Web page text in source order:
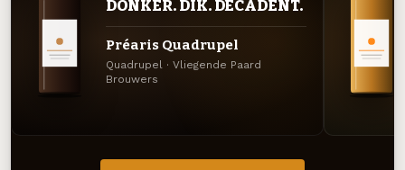
DONKER. DIK. DECADENT.
Préaris Quadrupel
Quadrupel · Vliegende Paard
Brouwers